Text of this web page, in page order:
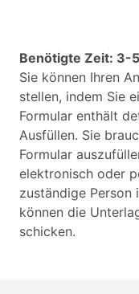
Benötigte Zeit: 3-
Sie können Ihren
stellen, indem Sie
Formular enthält
Ausfüllen. Sie
Formular
elektronisch oder
zuständige Person
können die
schicken.